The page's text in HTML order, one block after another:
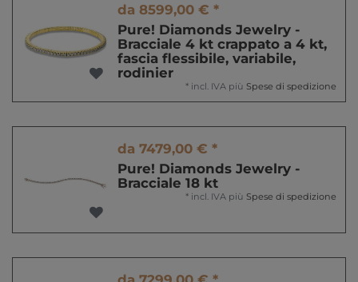
da 8599,00 € *
Pure! Diamonds Jewelry -
Bracciale 4 kt crappato a 4 kt,
fascia flessibile, variabile,
rodinier
* incl. IVA più Spese di spedizione
da 7479,00 € *
Pure! Diamonds Jewelry -
Bracciale 18 kt
* incl. IVA più Spese di spedizione